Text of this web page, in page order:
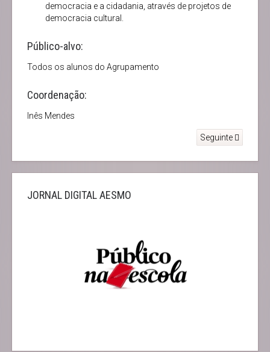
democracia e a cidadania, através de projetos de
democracia cultural.
Público-alvo:
Todos os alunos do Agrupamento
Coordenação:
Inês Mendes
Seguinte
JORNAL DIGITAL AESMO